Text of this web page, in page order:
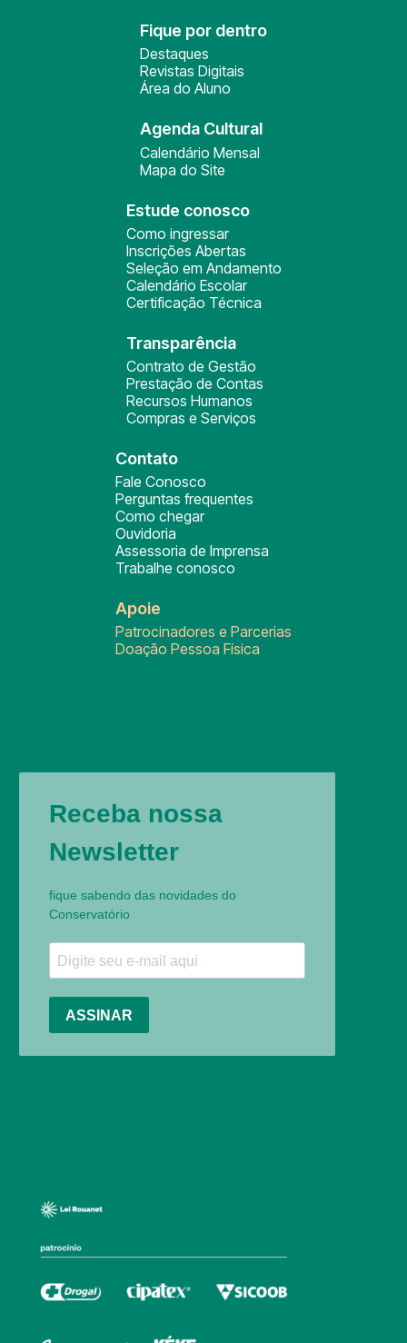
Fique por dentro
Destaques
Revistas Digitais
Área do Aluno
Agenda Cultural
Calendário Mensal
Mapa do Site
Estude conosco
Como ingressar
Inscrições Abertas
Seleção em Andamento
Calendário Escolar
Certificação Técnica
Transparência
Contrato de Gestão
Prestação de Contas
Recursos Humanos
Compras e Serviços
Contato
Fale Conosco
Perguntas frequentes
Como chegar
Ouvidoria
Assessoria de Imprensa
Trabalhe conosco
Apoie
Patrocinadores e Parcerias
Doação Pessoa Física